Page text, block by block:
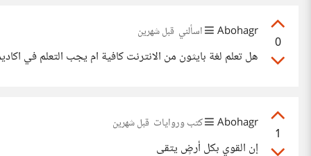
0
Abohagr اسألني قبل شهرين
هل تعلم لغة بايثون من الانترنت كافية ام يجب التعلم في اكاديمية .
1
Abohagr كتب وروايات قبل شهرين
إن القوي بكل أرضٍ يتقى